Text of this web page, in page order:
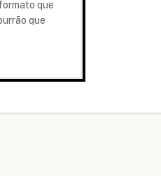
que
que